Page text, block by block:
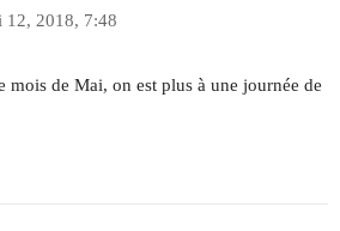
12, 2018, 7:48
mois de Mai, on est plus à une journée de